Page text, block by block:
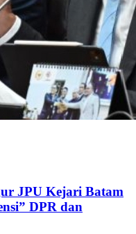
JPU Kejari Batam
DPR dan